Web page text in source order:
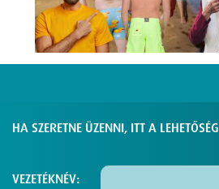
HA SZERETNE ÜZENNI, ITT A LEHETŐSÉG
VEZETÉKNÉV: